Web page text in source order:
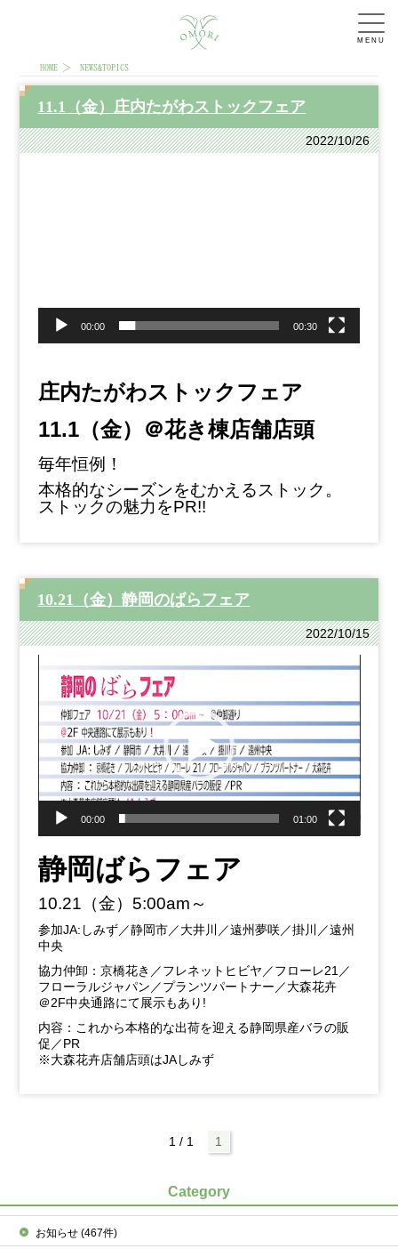
MENU
HOME NEWS&TOPICS
11.1（金）庄内たがわストックフェア
2022/10/26
00:00 00:30
庄内たがわストックフェア
11.1（金）＠花き棟店舗店頭
毎年恒例！
本格的なシーズンをむかえるストック。
ストックの魅力をPR!!
10.21（金）静岡のばらフェア
2022/10/15
ー
ヤ
ー
00:00 01:00
静岡ばらフェア
10.21（金）5:00am～
参加JA:しみず／静岡市／大井川／遠州夢咲／掛川／遠州
中央
協力仲卸：京橋花き／フレネットヒビヤ／フローレ21／
フローラルジャパン／プランツパートナー／大森花卉
＠2F中央通路にて展示もあり!
内容：これから本格的な出荷を迎える静岡県産バラの販
促／PR
※大森花卉店舗店頭はJAしみず
1 / 1 1
Category
お知らせ(467件)